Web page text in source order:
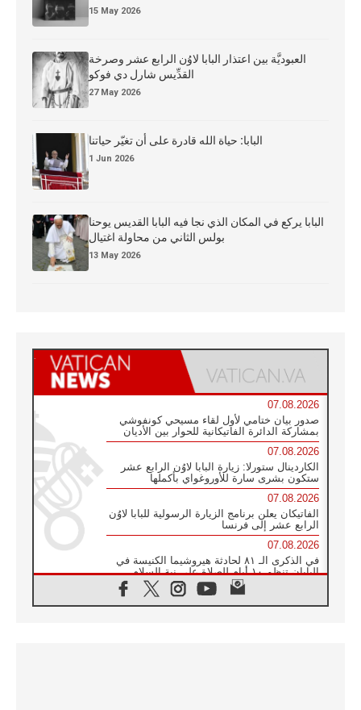
15 May 2026
العبوديَّة بين اعتذار البابا لاوُن الرابع عشر وصرخة
القدِّيس شارل دي فوكو
27 May 2026
البابا: حياة الله قادرة على أن تغيّر حياتنا
1 Jun 2026
البابا يركع في المكان الذي نجا فيه البابا القديس يوحنا
بولس الثاني من محاولة اغتيال
13 May 2026
07.08.2026
صدور بيان ختامي لأول لقاء مسيحي كونفوشي
بمشاركة الدائرة الفاتيكانية للحوار بين الأديان
07.08.2026
الكاردينال ستورلا: زيارة البابا لاوُن الرابع عشر
ستكون بشرى سارة للأوروغواي بأكملها
07.08.2026
الفاتيكان يعلن برنامج الزيارة الرسولية للبابا لاوُن
الرابع عشر إلى فرنسا
07.08.2026
في الذكرى الـ ٨١ لحادثة هيروشيما الكنيسة في
اليابان تنظم ١٠ أيام للصلاة على نية السلام
الكنيسة في الأوروغواي: زيارة البابا ستعزز